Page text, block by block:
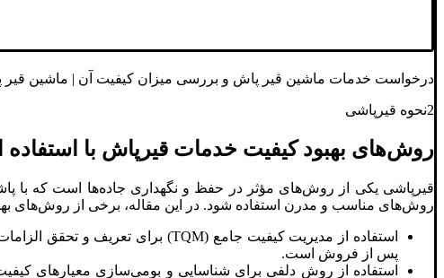
درخواست خدمات ماشین قیر پاش و بررسی میزان کیفیت آن | ماشین قیر
2نحوه قیرپاشی
روش‌های بهبود کیفیت خدمات قیرپاش با استفاده
قیرپاشی یکی از روش‌های مؤثر در حفظ و نگهداری جاده‌ها است که با
روش‌های مناسب و مدرن استفاده شود. در این مقاله، برخی از روش‌های
پس از فروش است.
استفاده از روش دلفی برای شناسایی و بومی‌سازی معیارهای